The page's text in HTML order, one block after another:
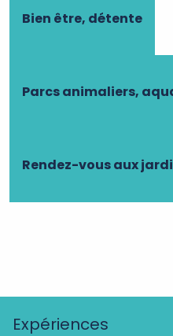
Bien être, détente
Parcs animaliers,
Rendez-vous aux
Expériences
de
racontent
les restaurants
savourer les
succulente fouace,
Chinon
sans rappeler aux
deFrançois Rabelais.
: des vignes qui
royale
Là encore, la
la
et sur le cours de la